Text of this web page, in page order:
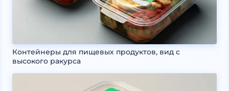
Контейнеры для пищевых продуктов, вид с
высокого ракурса